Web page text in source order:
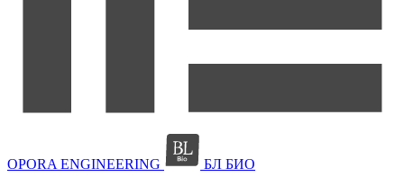
OPORA ENGINEERING БЛ БИО